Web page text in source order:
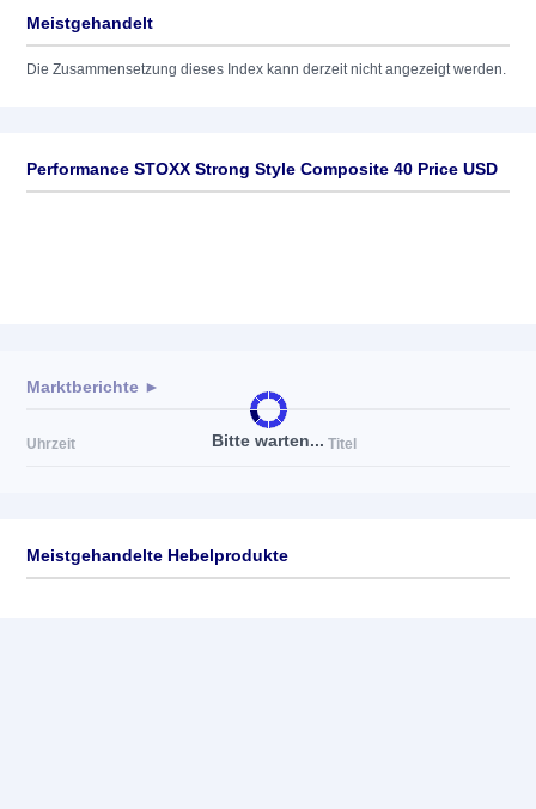
Meistgehandelt
Die Zusammensetzung dieses Index kann derzeit nicht angezeigt werden.
Performance STOXX Strong Style Composite 40 Price USD
Bitte warten...
Marktberichte ►
Uhrzeit Titel
Meistgehandelte Hebelprodukte